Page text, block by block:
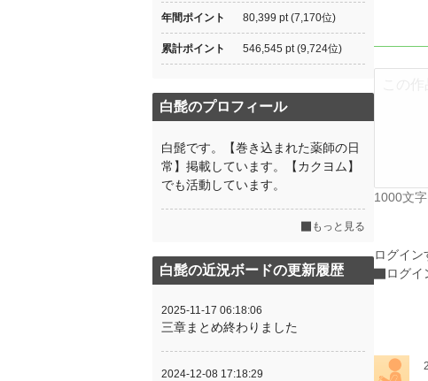
1000文
ログイン
ログイ
年間ポイント 80,399 pt (7,170位)
累計ポイント 546,545 pt (9,724位)
白髭のプロフィール
白髭です。【巻き込まれた薬師の日
常】掲載しています。【カクヨム】
でも活動しています。
もっと見る
白髭の近況ボードの更新履歴
2025-11-17 06:18:06
三章まとめ終わりました
2024-12-08 17:18:29